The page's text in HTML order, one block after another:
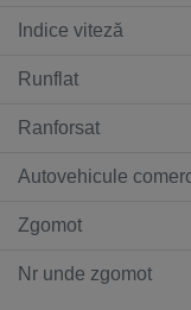
Indice viteză
Runflat
Ranforsat
Autovehicule
Zgomot
Nr unde zgomot